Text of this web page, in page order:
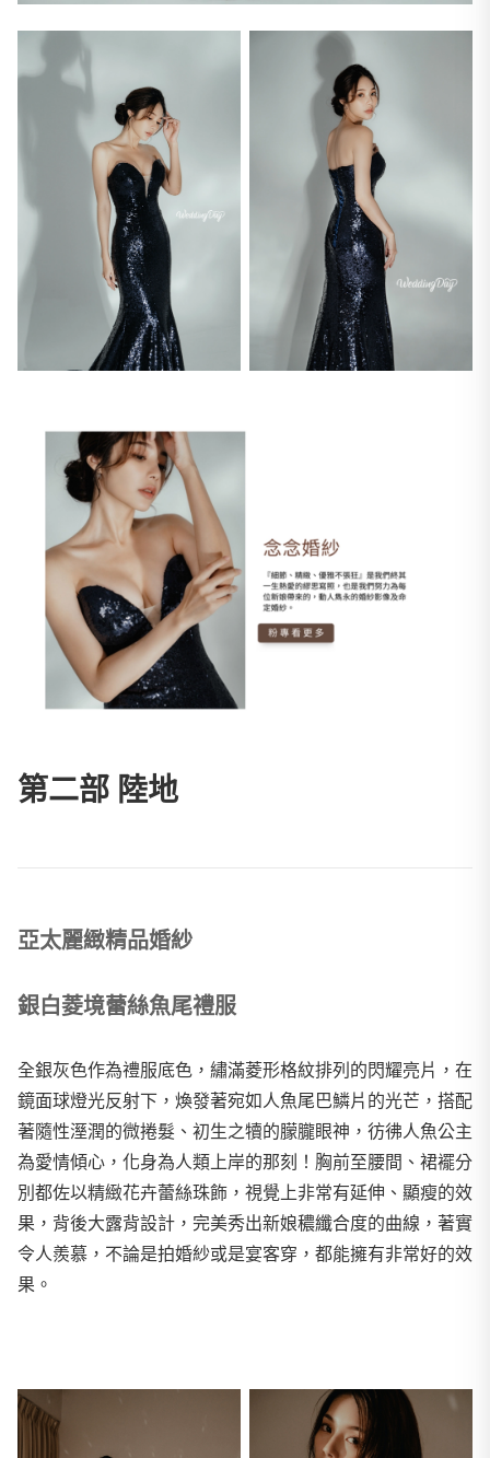
第二部 陸地
亞太麗緻精品婚紗
銀白菱境蕾絲魚尾禮服
全銀灰色作為禮服底色，繡滿菱形格紋排列的閃耀亮片，在
鏡面球燈光反射下，煥發著宛如人魚尾巴鱗片的光芒，搭配
著隨性溼潤的微捲髮、初生之犢的朦朧眼神，彷彿人魚公主
為愛情傾心，化身為人類上岸的那刻！胸前至腰間、裙襬分
別都佐以精緻花卉蕾絲珠飾，視覺上非常有延伸、顯瘦的效
果，背後大露背設計，完美秀出新娘穠纖合度的曲線，著實
令人羨慕，不論是拍婚紗或是宴客穿，都能擁有非常好的效
果。